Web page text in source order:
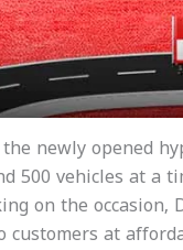
newly opened
500 vehicles at a
on the
at